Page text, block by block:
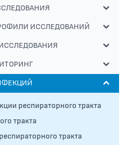
ИССЛЕДОВАНИЙ
респираторного тракта
тракта
тракта